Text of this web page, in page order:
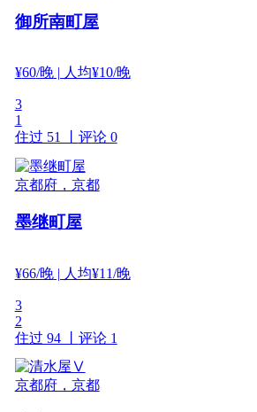
御所南町屋
¥60/晚| 人均¥10/晚
3
1
住过 51 丨 评论 0
京都府，京都
墨继町屋
¥66/晚| 人均¥11/晚
3
2
住过 94 丨 评论 1
京都府，京都